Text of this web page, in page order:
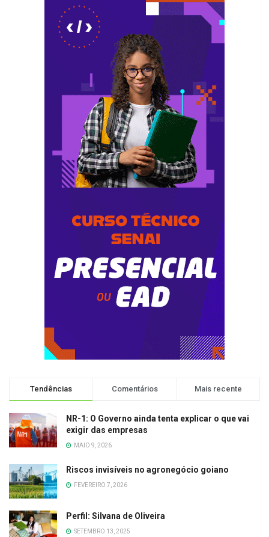
Tendências Comentários Mais recente
NR-1: O Governo ainda tenta explicar o que vai
exigir das empresas
MAIO 9, 2026
Riscos invisíveis no agronegócio goiano
FEVEREIRO 7, 2026
Perfil: Silvana de Oliveira
SETEMBRO 13, 2025